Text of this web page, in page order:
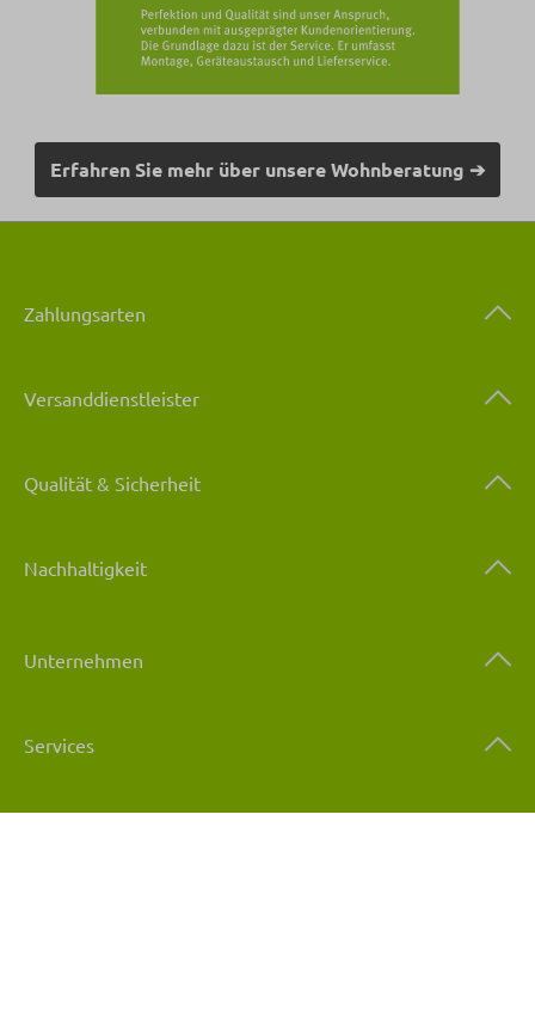
Erfahren Sie mehr über unsere Wohnberatung ➔
Zahlungsarten
Versanddienstleister
Qualität & Sicherheit
Nachhaltigkeit
Unternehmen
Services